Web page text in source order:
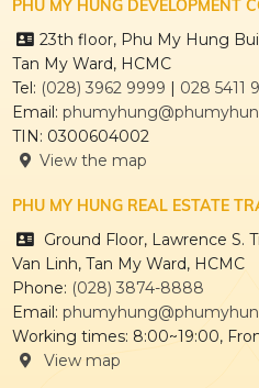
PHU MY HUNG DEVELOPMENT
23th floor, Phu My Hung
Tan My Ward, HCMC
Tel: (028) 3962 9999 | 028 5411
Email:
TIN: 0300604002
View the map
PHU MY HUNG REAL ESTATE
Ground Floor, Lawrence S.
Van Linh, Tan My Ward, HCMC
Phone: (028) 3874-8888
Email:
Working times: 8:00~19:00,
View map